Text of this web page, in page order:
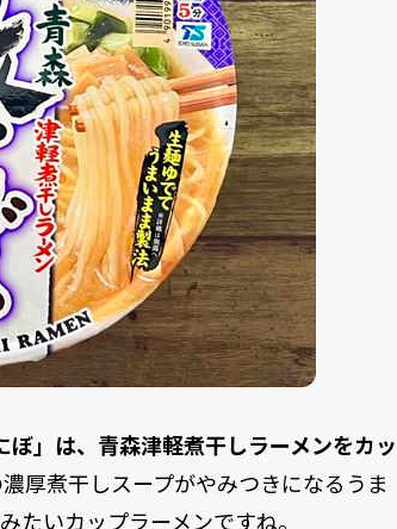
ぼ」は、青森津軽煮干しラーメンをカッ
厚煮干しスープがやみつきになるうま
たいカップラーメンですね。